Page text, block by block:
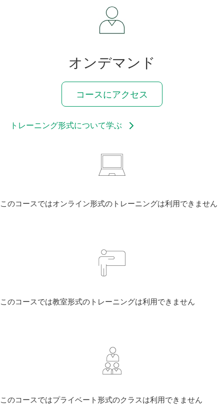
オンデマンド
コースにアクセス
トレーニング形式について学ぶ
このコースではオンライン形式のトレーニングは利用できません
このコースでは教室形式のトレーニングは利用できません
このコースではプライベート形式のクラスは利用できません